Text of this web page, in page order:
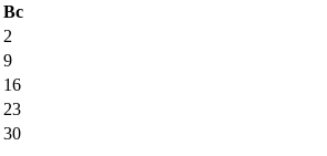
Вс
2
9
16
23
30